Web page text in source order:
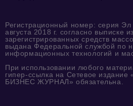
Регистрационный номер: серия
августа 2018 г. согласно выписке
зарегистрированных средств
выдана Федеральной службой по
информационных технологий и
При использовании любого
гипер-ссылка на Сетевое
БИЗНЕС ЖУРНАЛ» обязательна.